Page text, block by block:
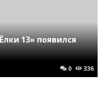
13» появился
0 336